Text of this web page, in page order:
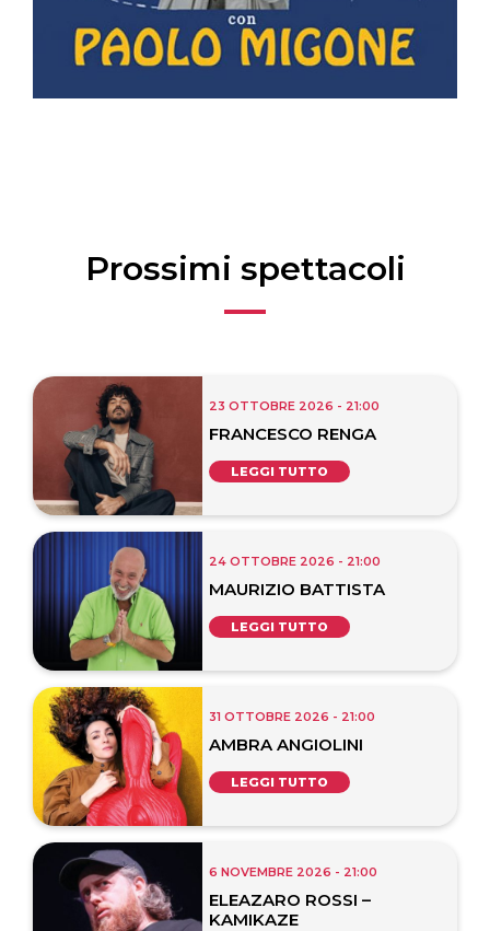
Prossimi spettacoli
23 OTTOBRE 2026 - 21:00
FRANCESCO RENGA
LEGGI TUTTO
24 OTTOBRE 2026 - 21:00
MAURIZIO BATTISTA
LEGGI TUTTO
31 OTTOBRE 2026 - 21:00
AMBRA ANGIOLINI
LEGGI TUTTO
6 NOVEMBRE 2026 - 21:00
ELEAZARO ROSSI –
KAMIKAZE